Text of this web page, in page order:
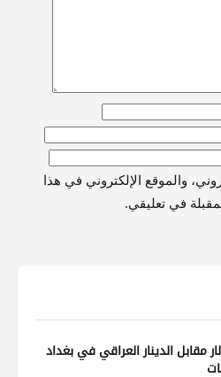
والموقع الإلكتروني في هذا
في تعليقي.
مقابل الدينار العراقي في بغداد